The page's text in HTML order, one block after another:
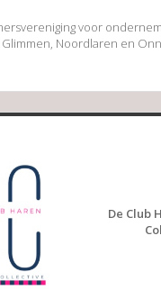
voor
Glimmen, Noordlaren en
De Club